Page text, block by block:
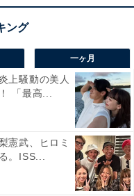
一ヶ月
上騒動の美人
「最高...
憲武、ヒロミ
。ISS...